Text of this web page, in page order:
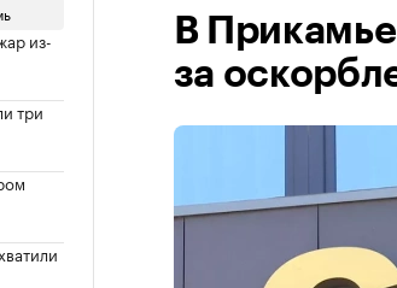
из-
три
В
за